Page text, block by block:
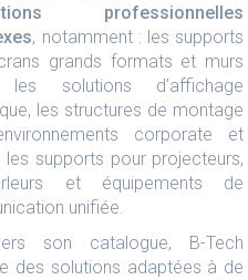
professionnelles
, notamment : les supports
grands formats et murs
les solutions d’affichage
les structures de montage
corporate et
les supports pour projecteurs,
et équipements de
unifiée.
son catalogue, B-Tech
des solutions adaptées à de